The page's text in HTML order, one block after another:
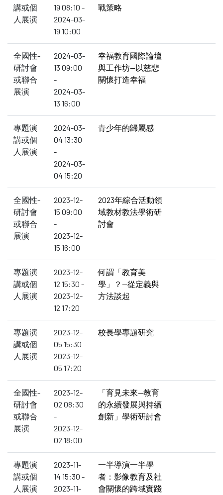
講或個
人展演
19 08:10 -
2024-03-
19 10:00
戰策略
全國性-
研討會
或聯合
展演
2024-03-
13 09:00
-
2024-03-
13 16:00
幸福教育國際論壇
與工作坊--以慈悲
關懷打造幸福
專題演
講或個
人展演
2024-03-
04 13:30
-
2024-03-
04 15:20
青少年的歸屬感
全國性-
研討會
或聯合
展演
2023-12-
15 09:00
-
2023-12-
15 16:00
2023年綜合活動領
域教材教法學術研
討會
專題演
講或個
人展演
2023-12-
12 15:30 -
2023-12-
12 17:20
何謂「教育美
學」？--從定義與
方法談起
專題演
講或個
人展演
2023-12-
05 15:30 -
2023-12-
05 17:20
校長學專題研究
全國性-
研討會
或聯合
展演
2023-12-
02 08:30
-
2023-12-
02 18:00
「育見未來—教育
的永續發展與持續
創新」學術研討會
專題演
講或個
人展演
2023-11-
14 15:30 -
2023-11-
一半導演一半學
者：影像教育及社
會關懷的跨域實踐